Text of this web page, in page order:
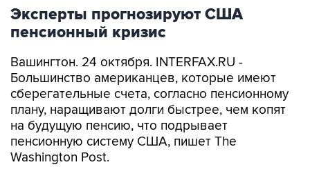
Эксперты прогнозируют США
пенсионный кризис
Вашингтон. 24 октября. INTERFAX.RU -
Большинство американцев, которые имеют
сберегательные счета, согласно пенсионному
плану, наращивают долги быстрее, чем копят
на будущую пенсию, что подрывает
пенсионную систему США, пишет The
Washington Post.